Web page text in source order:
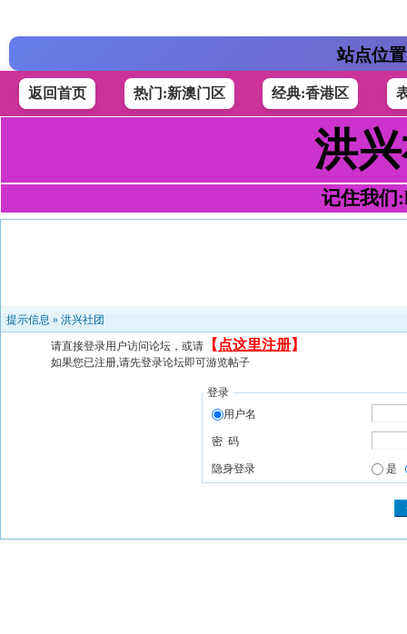
站点位
返回首页 热门:新澳门区 经典:香港区
洪
记住我们
提示信息 » 洪兴社团
请直接登录用户访问论坛，或请 【 点这里注册】
如果您已注册,请先登录论坛即可游览帖子
登录
用户名
密 码
隐身登录 是